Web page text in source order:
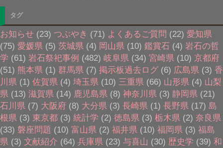
タグ
お知らせ (23) つぶやき (71) よくあるご質問 (22) 愛知県
(75) 愛媛県 (5) 茨城県 (4) 岡山県 (10) 鑑賞石 (4) 岩石の哲
学 (61) 岩石祭祀事例 (482) 岐阜県 (34) 宮崎県 (10) 京都府
(51) 熊本県 (1) 群馬県 (7) 掲示板過去ログ (6) 広島県 (3) 香
川県 (1) 佐賀県 (4) 埼玉県 (10) 三重県 (66) 山形県 (4) 山梨
県 (13) 滋賀県 (14) 鹿児島県 (8) 神奈川県 (3) 静岡県 (21)
石川県 (7) 大阪府 (8) 大分県 (3) 長崎県 (1) 長野県 (17) 島
根県 (3) 東京都 (3) 統計学 (2) 徳島県 (3) 栃木県 (2) 奈良県
(33) 磐座問題 (10) 富山県 (2) 福井県 (10) 福岡県 (3) 福島
県 (3) 文献紹介 (64) 兵庫県 (23) 与喜山 (30) 歴史学 (39) 和